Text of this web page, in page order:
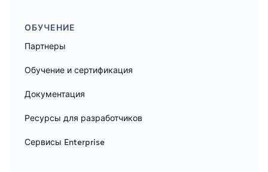
ОБУЧЕНИЕ
Партнеры
Обучение и сертификация
Документация
Ресурсы для разработчиков
Сервисы Enterprise